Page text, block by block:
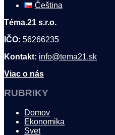
Čeština
Téma.21 s.r.o.
IČO: 56266235
Kontakt: info@tema21.sk
Viac o nás
RUBRIKY
Domov
Ekonomika
Svet